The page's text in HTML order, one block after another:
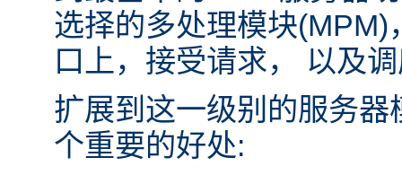
选择的多处理模块
口上，接受请求， 以及
扩展到这一级别的服务
个重要的好处: